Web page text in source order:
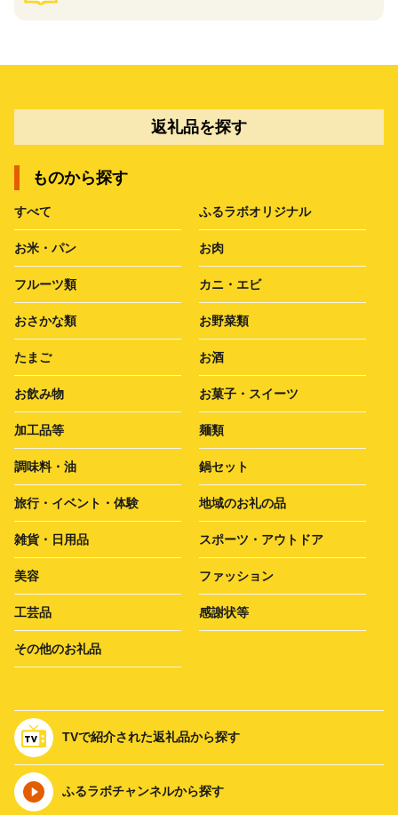
返礼品を探す
ものから探す
すべて ふるラボオリジナル
お米・パン お肉
フルーツ類 カニ・エビ
おさかな類 お野菜類
たまご お酒
お飲み物 お菓子・スイーツ
加工品等 麺類
調味料・油 鍋セット
旅行・イベント・体験 地域のお礼の品
雑貨・日用品 スポーツ・アウトドア
美容 ファッション
工芸品 感謝状等
その他のお礼品
TVで紹介された返礼品から探す
ふるラボチャンネルから探す